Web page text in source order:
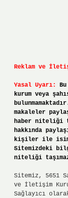
Reklam ve
Yasal Uyarı:
kurum veya
makaleler
haber niteliği
hakkında
kişiler ile isim
Sitemizdeki
niteliği
Sitemiz, 5651
ve İletişim
Sağlayıcı